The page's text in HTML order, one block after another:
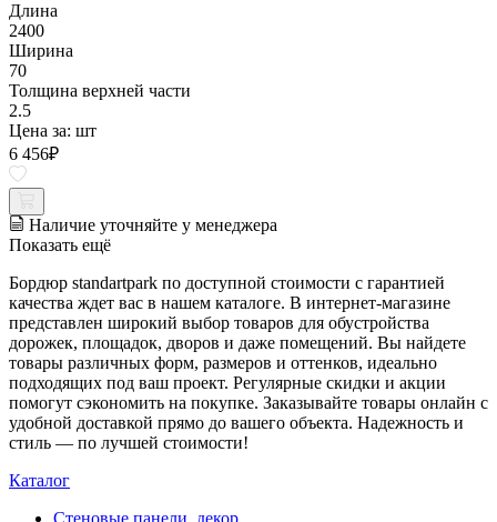
Длина
2400
Ширина
70
Толщина верхней части
2.5
Цена за: шт
6 456₽
Наличие уточняйте у менеджера
Показать ещё
Бордюр standartpark по доступной стоимости с гарантией
качества ждет вас в нашем каталоге. В интернет-магазине
представлен широкий выбор товаров для обустройства
дорожек, площадок, дворов и даже помещений. Вы найдете
товары различных форм, размеров и оттенков, идеально
подходящих под ваш проект. Регулярные скидки и акции
помогут сэкономить на покупке. Заказывайте товары онлайн с
удобной доставкой прямо до вашего объекта. Надежность и
стиль — по лучшей стоимости!
Каталог